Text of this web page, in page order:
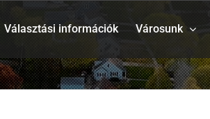
Választási információk Városunk